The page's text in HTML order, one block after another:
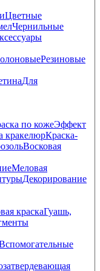
Цветные
Чернильные
Резиновые
Для
по кожеЭффект
кракелюрКраска-
Восковая
Меловая
Декорирование
краскаГуашь,